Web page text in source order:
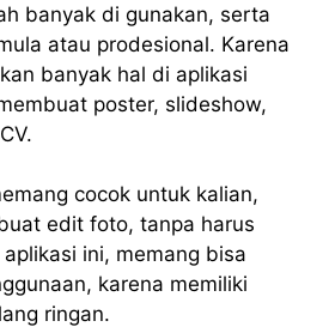
banyak di gunakan, serta
atau prodesional. Karena
banyak hal di aplikasi
poster, slideshow,
cocok untuk kalian,
edit foto, tanpa harus
ini, memang bisa
karena memiliki
ringan.